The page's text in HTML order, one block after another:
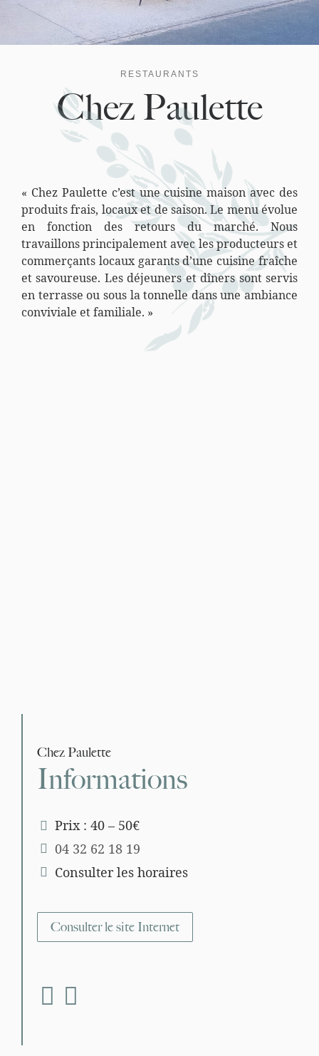
RESTAURANTS
Chez Paulette
« Chez Paulette c’est une cuisine maison avec des
produits frais, locaux et de saison. Le menu évolue
en fonction des retours du marché. Nous
travaillons principalement avec les producteurs et
commerçants locaux garants d’une cuisine fraîche
et savoureuse. Les déjeuners et dîners sont servis
en terrasse ou sous la tonnelle dans une ambiance
conviviale et familiale. »
Chez Paulette
Informations
Prix : 40 – 50€
04 32 62 18 19
Consulter les horaires
Consulter le site Internet
fab fa-facebook